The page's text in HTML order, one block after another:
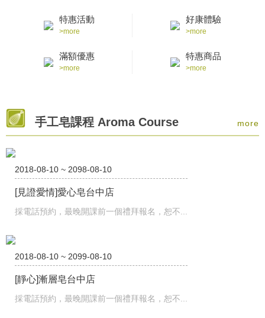
特惠活動
>more
好康體驗
>more
滿額優惠
>more
特惠商品
>more
手工皂課程 Aroma Course more
2018-08-10 ~ 2098-08-10
[見證愛情]愛心皂台中店
採電話預約，最晚開課前一個禮拜報名，恕不...
2018-08-10 ~ 2099-08-10
[靜心]漸層皂台中店
採電話預約，最晚開課前一個禮拜報名，恕不...